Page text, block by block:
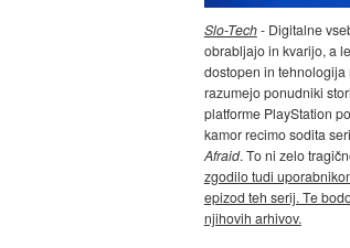
Slo-Tech- Digitalne
obrabljajo in kvarijo, a
dostopen in
razumejo ponudniki
platforme PlayStation
kamor recimo sodita
Afraid. To ni zelo
zgodilo tudi
epizod teh serij. Te
njihovih arhivov.